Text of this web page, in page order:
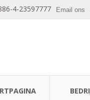
4-23597777 Email ons